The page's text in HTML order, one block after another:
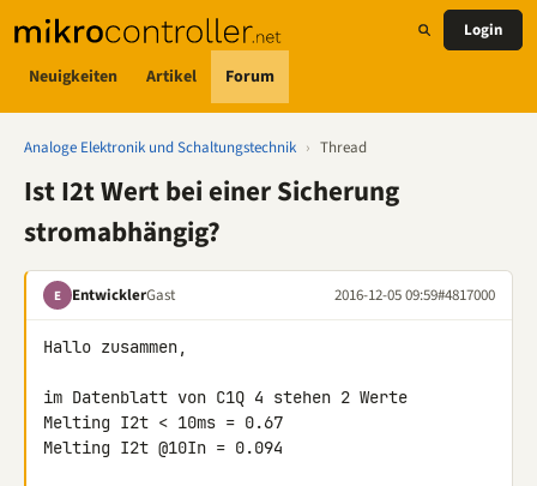
Neuigkeiten Artikel Forum
Login
Analoge Elektronik und Schaltungstechnik › Thread
Ist I2t Wert bei einer Sicherung
stromabhängig?
E EntwicklerGast 2016-12-05 09:59#4817000
Hallo zusammen,
im Datenblatt von C1Q 4 stehen 2 Werte
Melting I2t < 10ms = 0.67
Melting I2t @10In = 0.094